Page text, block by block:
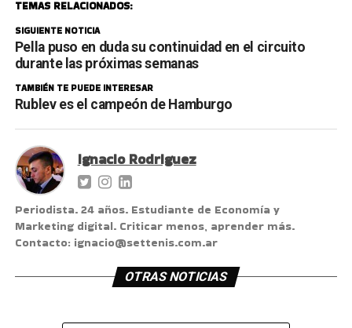
TEMAS RELACIONADOS:
SIGUIENTE NOTICIA
Pella puso en duda su continuidad en el circuito
durante las próximas semanas
TAMBIÉN TE PUEDE INTERESAR
Rublev es el campeón de Hamburgo
Ignacio Rodriguez
Periodista. 24 años. Estudiante de Economía y
Marketing digital. Criticar menos, aprender más.
Contacto: ignacio@settenis.com.ar
OTRAS NOTICIAS